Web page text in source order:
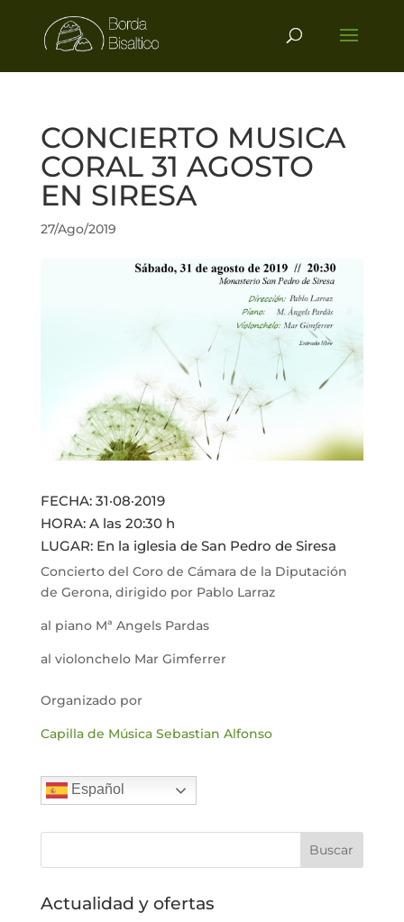
CONCIERTO MUSICA
CORAL 31 AGOSTO
EN SIRESA
27/Ago/2019
FECHA: 31·08·2019
HORA: A las 20:30 h
LUGAR: En la iglesia de San Pedro de Siresa
Concierto del Coro de Cámara de la Diputación
de Gerona, dirigido por Pablo Larraz
al piano Mª Angels Pardas
al violonchelo Mar Gimferrer
Organizado por
Capilla de Música Sebastian Alfonso
Español
Actualidad y ofertas